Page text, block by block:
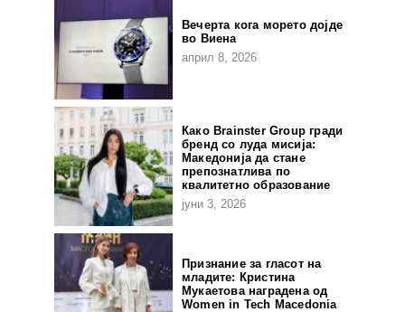
Вечерта кога морето дојде
во Виена
април 8, 2026
Како Brainster Group гради
бренд со луда мисија:
Македонија да стане
препознатлива по
квалитетно образование
јуни 3, 2026
Признание за гласот на
младите: Кристина
Мукаетова наградена од
Women in Tech Macedonia